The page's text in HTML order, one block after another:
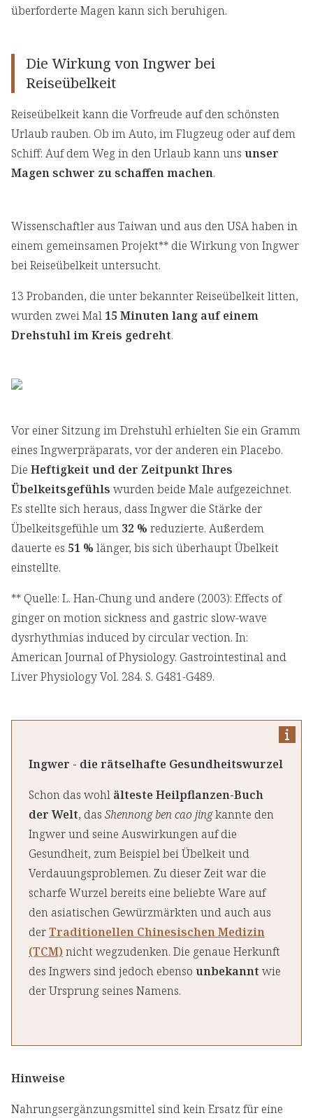
überforderte Magen kann sich beruhigen.
Die Wirkung von Ingwer bei
Reiseübelkeit
Reiseübelkeit kann die Vorfreude auf den schönsten
Urlaub rauben. Ob im Auto, im Flugzeug oder auf dem
Schiff: Auf dem Weg in den Urlaub kann uns unser
Magen schwer zu schaffen machen.
Wissenschaftler aus Taiwan und aus den USA haben in
einem gemeinsamen Projekt** die Wirkung von Ingwer
bei Reiseübelkeit untersucht.
13 Probanden, die unter bekannter Reiseübelkeit litten,
wurden zwei Mal 15 Minuten lang auf einem
Drehstuhl im Kreis gedreht.
Vor einer Sitzung im Drehstuhl erhielten Sie ein Gramm
eines Ingwerpräparats, vor der anderen ein Placebo.
Die Heftigkeit und der Zeitpunkt Ihres
Übelkeitsgefühls wurden beide Male aufgezeichnet.
Es stellte sich heraus, dass Ingwer die Stärke der
Übelkeitsgefühle um 32 % reduzierte. Außerdem
dauerte es 51 % länger, bis sich überhaupt Übelkeit
einstellte.
** Quelle: L. Han-Chung und andere (2003): Effects of
ginger on motion sickness and gastric slow-wave
dysrhythmias induced by circular vection. In:
American Journal of Physiology. Gastrointestinal and
Liver Physiology Vol. 284. S. G481-G489.
Ingwer - die rätselhafte Gesundheitswurzel
Schon das wohl älteste Heilpflanzen-Buch
der Welt, das Shennong ben cao jingkannte den
Ingwer und seine Auswirkungen auf die
Gesundheit, zum Beispiel bei Übelkeit und
Verdauungsproblemen. Zu dieser Zeit war die
scharfe Wurzel bereits eine beliebte Ware auf
den asiatischen Gewürzmärkten und auch aus
derTraditionellen Chinesischen Medizin
(TCM) nicht wegzudenken. Die genaue Herkunft
des Ingwers sind jedoch ebenso unbekannt wie
der Ursprung seines Namens.
Hinweise
Nahrungsergänzungsmittel sind kein Ersatz für eine